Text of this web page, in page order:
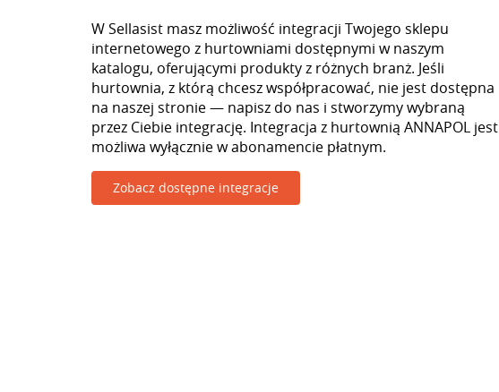
W Sellasist masz możliwość integracji Twojego sklepu
internetowego z hurtowniami dostępnymi w naszym
katalogu, oferującymi produkty z różnych branż. Jeśli
hurtownia, z którą chcesz współpracować, nie jest dostępna
na naszej stronie — napisz do nas i stworzymy wybraną
przez Ciebie integrację. Integracja z hurtownią ANNAPOL jest
możliwa wyłącznie w abonamencie płatnym.
Zobacz dostępne integracje